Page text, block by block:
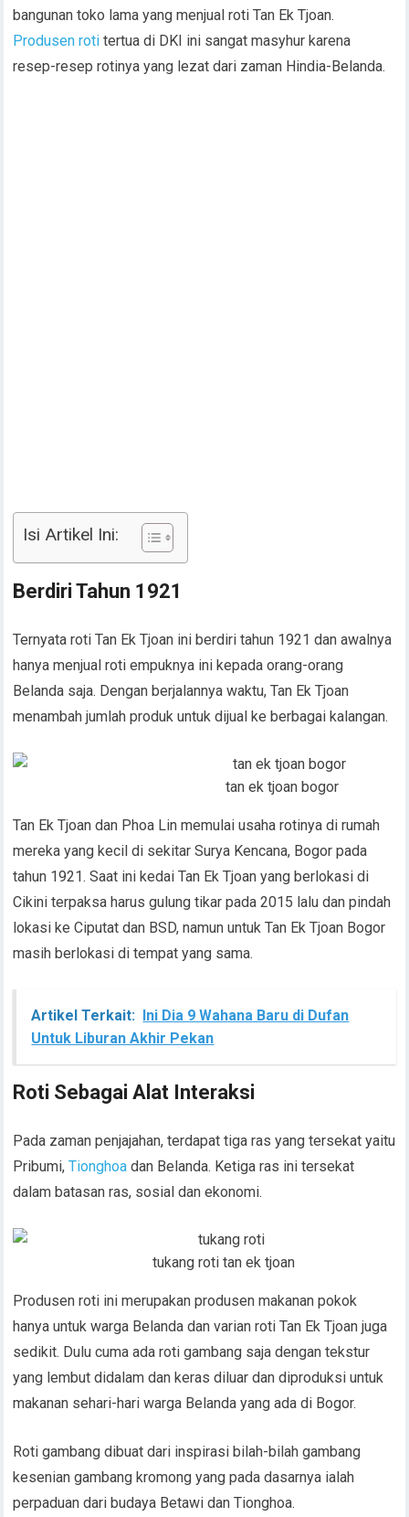
bangunan toko lama yang menjual roti Tan Ek Tjoan.
Produsen roti tertua di DKI ini sangat masyhur karena
resep-resep rotinya yang lezat dari zaman Hindia-Belanda.
Isi Artikel Ini:
Berdiri Tahun 1921
Ternyata roti Tan Ek Tjoan ini berdiri tahun 1921 dan awalnya
hanya menjual roti empuknya ini kepada orang-orang
Belanda saja. Dengan berjalannya waktu, Tan Ek Tjoan
menambah jumlah produk untuk dijual ke berbagai kalangan.
tan ek tjoan bogor
Tan Ek Tjoan dan Phoa Lin memulai usaha rotinya di rumah
mereka yang kecil di sekitar Surya Kencana, Bogor pada
tahun 1921. Saat ini kedai Tan Ek Tjoan yang berlokasi di
Cikini terpaksa harus gulung tikar pada 2015 lalu dan pindah
lokasi ke Ciputat dan BSD, namun untuk Tan Ek Tjoan Bogor
masih berlokasi di tempat yang sama.
Artikel Terkait: Ini Dia 9 Wahana Baru di Dufan
Untuk Liburan Akhir Pekan
Roti Sebagai Alat Interaksi
Pada zaman penjajahan, terdapat tiga ras yang tersekat yaitu
Pribumi,Tionghoa dan Belanda. Ketiga ras ini tersekat
dalam batasan ras, sosial dan ekonomi.
tukang roti tan ek tjoan
Produsen roti ini merupakan produsen makanan pokok
hanya untuk warga Belanda dan varian roti Tan Ek Tjoan juga
sedikit. Dulu cuma ada roti gambang saja dengan tekstur
yang lembut didalam dan keras diluar dan diproduksi untuk
makanan sehari-hari warga Belanda yang ada di Bogor.
Roti gambang dibuat dari inspirasi bilah-bilah gambang
kesenian gambang kromong yang pada dasarnya ialah
perpaduan dari budaya Betawi dan Tionghoa.